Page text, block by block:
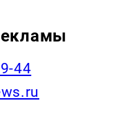
44